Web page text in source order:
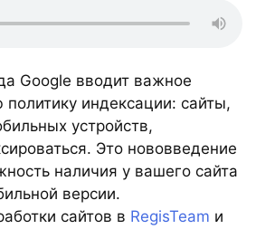
Google вводит важное
индексации: сайты,
устройств,
Это нововведение
наличия у вашего сайта
версии.
сайтов в RegisTeam и